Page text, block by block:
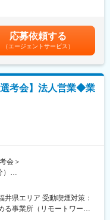
先での研修有）
し弱みを補うための技術研
技術者の指導やe-learningも
サポートをいたします。
業務内容や勤務地の相
は、あなたのキャリア形
勤務地で働けるというワー
とができる教育研修制度が
できます。
を含めた表記です。
応募依頼する
（エージェントサービス）
選考会】法人営業◆業
会＞
す
考も可能です
井県エリア 受動喫煙対策：
事業所（リモートワーク